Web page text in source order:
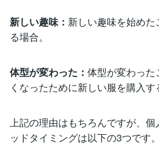
新しい趣味： 新しい趣味を始め
る場合。
体型が変わった： 体型が変わっ
くなったために新しい服を購入す
上記の理由はもちろんですが、
ッドタイミングは以下の3つです。